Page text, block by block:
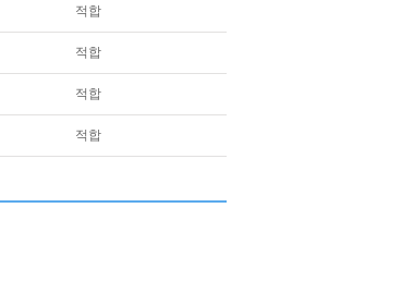
적합
적합
적합
적합